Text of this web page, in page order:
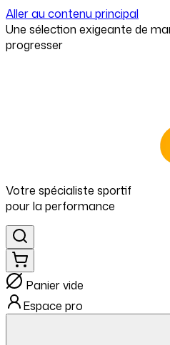
Aller au contenu principal
⁠Une sélection exigeante de
progresser
Votre spécialiste sportif
pourla performance
Panier vide
Espace pro